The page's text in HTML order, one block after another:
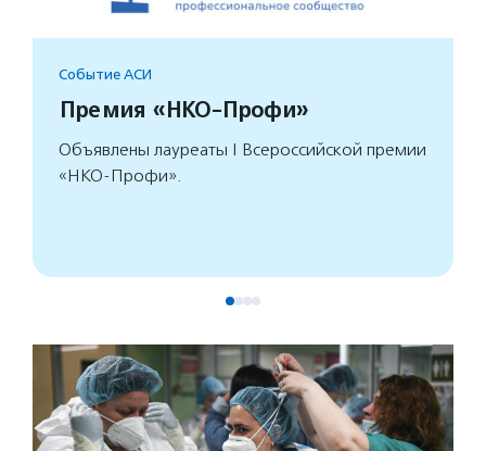
Событие АСИ
Премия «НКО-Профи»
Объявлены лауреаты I Всероссийской премии
«НКО-Профи».